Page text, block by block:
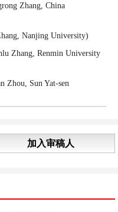
Zhang, China
Nanjing University)
Zhang, Renmin University
Zhou, Sun Yat-sen
加入审稿人